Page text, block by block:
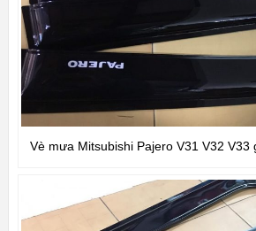
Vè mưa Mitsubishi Pajero V31 V32